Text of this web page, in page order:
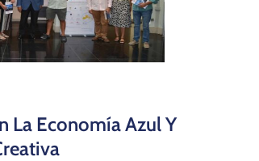
La Economía Azul Y